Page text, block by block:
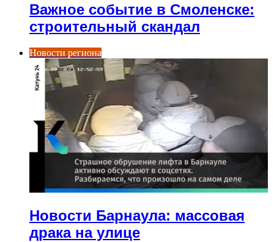
Важное событие в Смоленске:
строительный скандал
Новости региона
Новости Барнаула: массовая
драка на улице